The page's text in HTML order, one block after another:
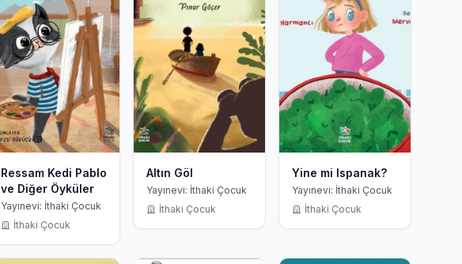
Ressam Kedi Pablo
ve Diğer Öyküler
Yayınevi: İthaki Çocuk
İthaki Çocuk
Altın Göl
Yayınevi: İthaki Çocuk
İthaki Çocuk
Yine mi Ispanak?
Yayınevi: İthaki Çocuk
İthaki Çocuk